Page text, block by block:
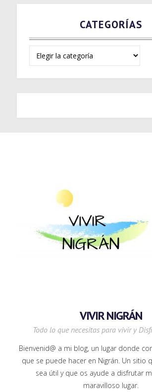
CATEGORÍAS
VIVIR NIGRÁN
Todo lo que necesitas para vivir y
Bienvenid@ a mi blog, un lugar donde
que se puede hacer en Nigrán. Un sitio
sea útil y que os ayude a disfrutar
maravilloso lugar.